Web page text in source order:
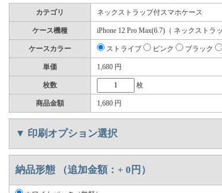
カテゴリ ネックストラップ付スマホケース
ケース機種 iPhone 12 Pro Max(6.7)（ ネックストラ
ケースカラー ストライプ ピンク ブラック
単価 1,680円
枚数 枚
商品金額 1,680円
▼ 印刷オプション選択
納品形態 （追加金額：+ 0 円）